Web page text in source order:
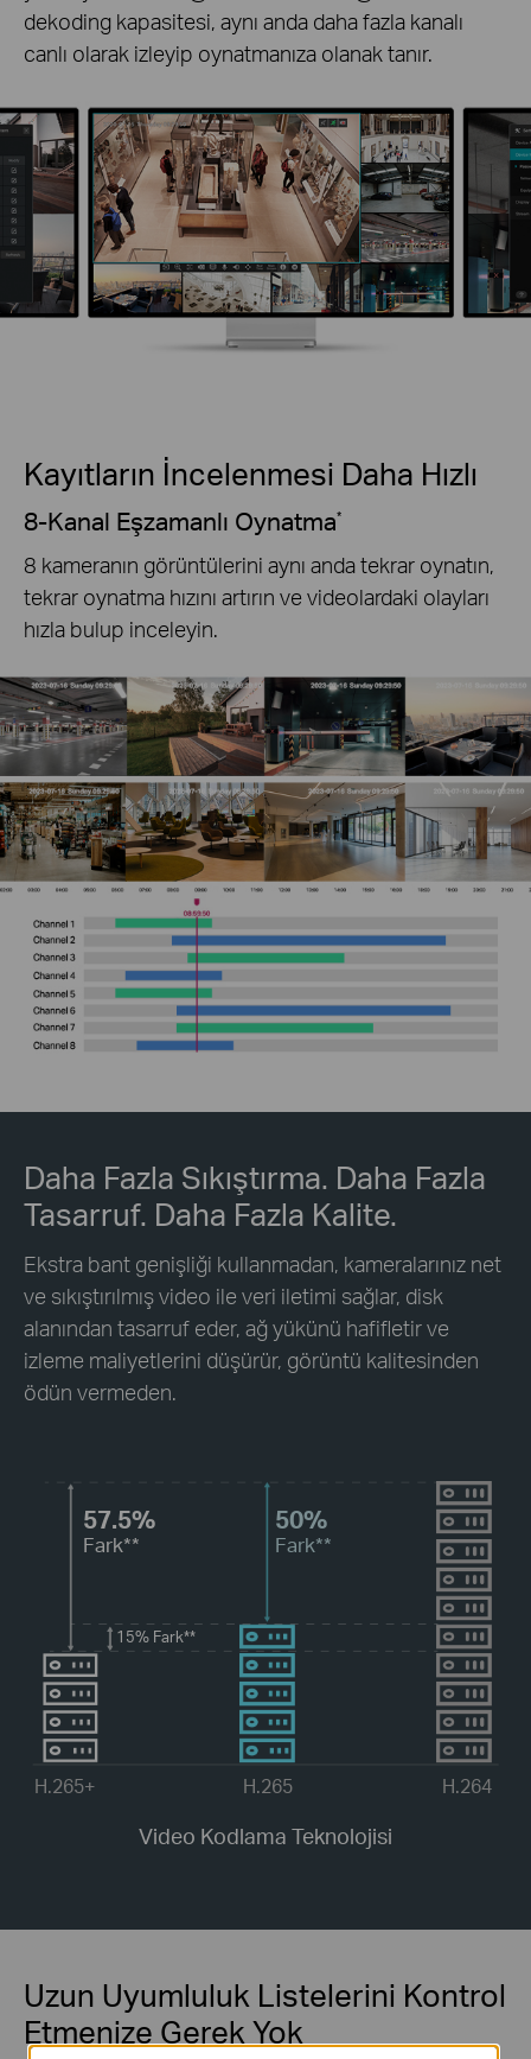
dekoding kapasitesi, aynı anda daha fazla kanalı
canlı olarak izleyip oynatmanıza olanak tanır.
Kayıtların İncelenmesi Daha Hızlı
8-Kanal Eşzamanlı Oynatma*
8 kameranın görüntülerini aynı anda tekrar oynatın,
tekrar oynatma hızını artırın ve videolardaki olayları
hızla bulup inceleyin.
57.5%
Fark**
50%
Fark**
15% Fark**
H.265+ H.265 H.264
Video Kodlama Teknolojisi
Daha Fazla Sıkıştırma. Daha Fazla
Tasarruf. Daha Fazla Kalite.
Ekstra bant genişliği kullanmadan, kameralarınız net
ve sıkıştırılmış video ile veri iletimi sağlar, disk
alanından tasarruf eder, ağ yükünü hafifletir ve
izleme maliyetlerini düşürür, görüntü kalitesinden
ödün vermeden.
Uzun Uyumluluk Listelerini Kontrol
Etmenize Gerek Yok